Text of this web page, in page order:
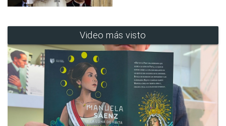
Video más visto